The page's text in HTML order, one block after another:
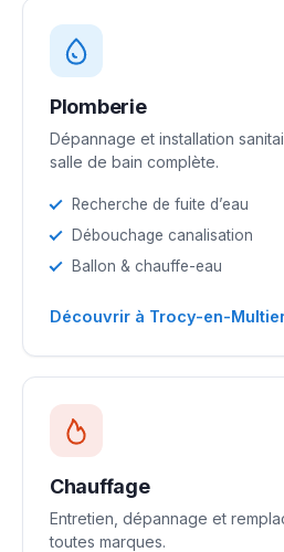
Plomberie
Dépannage et installation
salle de bain complète.
Recherche de fuite d’eau
Débouchage canalisation
Ballon & chauffe-eau
Découvrir à Trocy-en-
Chauffage
Entretien, dépannage et
toutes marques.